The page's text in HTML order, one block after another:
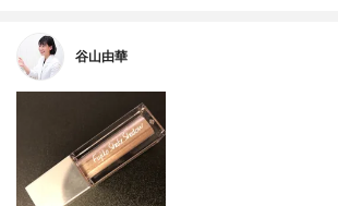
谷山由華